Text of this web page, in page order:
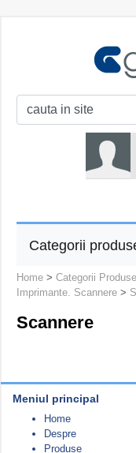
Categorii
Home > Categorii Produse
Imprimante. Scannere >
Scannere
Meniul principal
Home
Despre
Produse